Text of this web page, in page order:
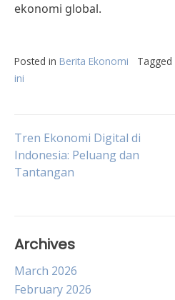
ekonomi global.
Posted in Berita Ekonomi Tagged
ini
Post
navigation
Tren Ekonomi Digital di
Indonesia: Peluang dan
Tantangan
Archives
March 2026
February 2026